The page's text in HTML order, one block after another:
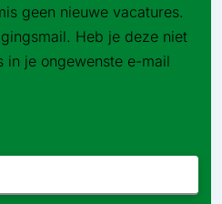
geen nieuwe vacatures.
Heb je deze niet
in je ongewenste e-mail